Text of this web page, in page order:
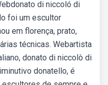
di niccoló di
foi um escultor
em florença, prato,
técnicas. Webartista
donato di niccolò di
donatello, é